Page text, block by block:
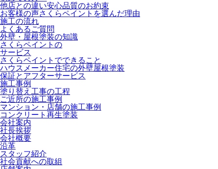
他店との違い安心品質のお約束
お客様の声さくらペイントを選んだ理由
施工の流れ
よくあるご質問
外壁・屋根塗装の知識
さくらペイントの
サービス
さくらペイントでできること
ハウスメーカー住宅の外壁屋根塗装
保証とアフターサービス
施工事例
塗り替え工事の工程
ご近所の施工事例
マンション・店舗の施工事例
コンクリート再生塗装
会社案内
社長挨拶
会社概要
沿革
スタッフ紹介
社会貢献への取組